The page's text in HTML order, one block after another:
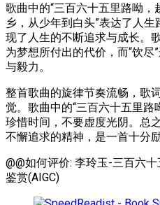
歌曲中的“三百六十五里路呦
乡，从少年到白头”表达了人
现了人生的不断追求与成长。
为梦想所付出的代价，而“饮
与毅力。
整首歌曲的旋律节奏流畅，歌
觉。歌曲中的“三百六十五里
珍惜时间，不要虚度光阴。总
不懈追求的精神，是一首十分
@@如何评价: 李玲玉-三百六
鉴赏(AIGC)